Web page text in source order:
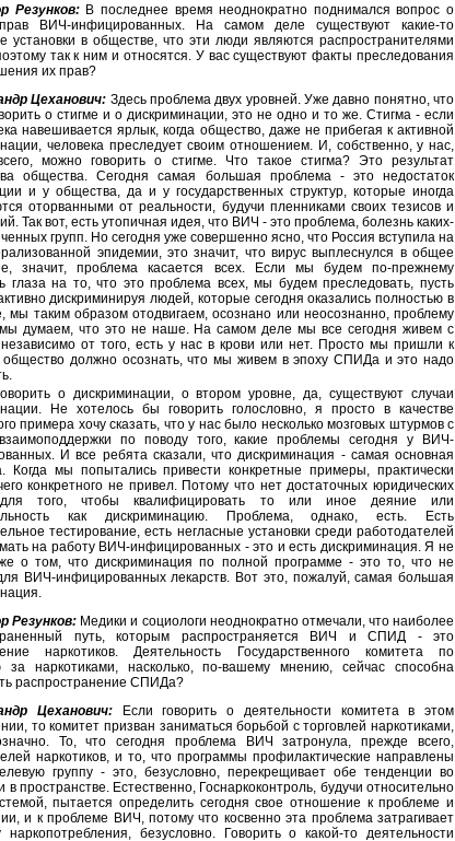
Резунков:В последнее время неоднократно поднимался вопрос о
ВИЧ-инфицированных. На самом деле существуют какие-то
установки в обществе, что эти люди являются распространителями
так к ним и относятся. У вас существуют факты преследования
их прав?
Цеханович: Здесь проблема двух уровней. Уже давно понятно, что
о стигме и о дискриминации, это не одно и то же. Стигма - если
навешивается ярлык, когда общество, даже не прибегая к активной
человека преследует своим отношением. И, собственно, у нас,
можно говорить о стигме. Что такое стигма? Это результат
общества. Сегодня самая большая проблема - это недостаток
и у общества, да и у государственных структур, которые иногда
оторванными от реальности, будучи пленниками своих тезисов и
Так вот, есть утопичная идея, что ВИЧ - это проблема, болезнь каких-
групп. Но сегодня уже совершенно ясно, что Россия вступила на
эпидемии, это значит, что вирус выплеснулся в общее
значит, проблема касается всех. Если мы будем по-прежнему
глаза на то, что это проблема всех, мы будем преследовать, пусть
дискриминируя людей, которые сегодня оказались полностью в
мы таким образом отодвигаем, осознано или неосознанно, проблему
думаем, что это не наше. На самом деле мы все сегодня живем с
от того, есть у нас в крови или нет. Просто мы пришли к
общество должно осознать, что мы живем в эпоху СПИДа и это надо
о дискриминации, о втором уровне, да, существуют случаи
Не хотелось бы говорить голословно, я просто в качестве
примера хочу сказать, что у нас было несколько мозговых штурмов с
по поводу того, какие проблемы сегодня у ВИЧ-
И все ребята сказали, что дискриминация - самая основная
Когда мы попытались привести конкретные примеры, практически
конкретного не привел. Потому что нет достаточных юридических
того, чтобы квалифицировать то или иное деяние или
как дискриминацию. Проблема, однако, есть. Есть
тестирование, есть негласные установки среди работодателей
на работу ВИЧ-инфицированных - это и есть дискриминация. Я не
о том, что дискриминация по полной программе - это то, что не
ВИЧ-инфицированных лекарств. Вот это, пожалуй, самая большая
Резунков: Медики и социологи неоднократно отмечали, что наиболее
путь, которым распространяется ВИЧ и СПИД - это
наркотиков. Деятельность Государственного комитета по
за наркотиками, насколько, по-вашему мнению, сейчас способна
распространение СПИДа?
Цеханович:Если говорить о деятельности комитета в этом
то комитет призван заниматься борьбой с торговлей наркотиками,
То, что сегодня проблема ВИЧ затронула, прежде всего,
наркотиков, и то, что программы профилактические направлены
группу - это, безусловно, перекрещивает обе тенденции во
в пространстве. Естественно, Госнаркоконтроль, будучи относительно
пытается определить сегодня свое отношение к проблеме и
и к проблеме ВИЧ, потому что косвенно эта проблема затрагивает
наркопотребления, безусловно. Говорить о какой-то деятельности